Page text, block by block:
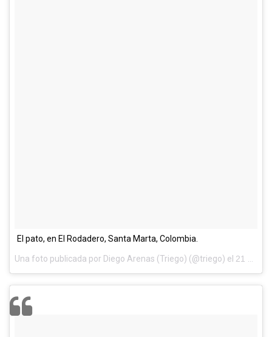
El pato, en El Rodadero, Santa Marta, Colombia.
Una foto publicada por Diego Arenas (Triego) (@triego) el 21 de Sep de 2013 a la(s) 5:10 PDT